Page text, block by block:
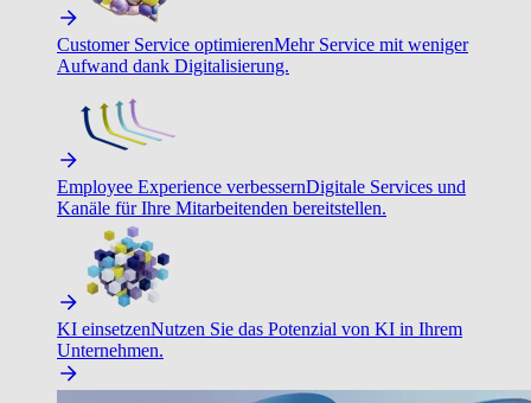
Customer Service optimierenMehr Service mit weniger
Aufwand dank Digitalisierung.
Employee Experience verbessernDigitale Services und
Kanäle für Ihre Mitarbeitenden bereitstellen.
KI einsetzenNutzen Sie das Potenzial von KI in Ihrem
Unternehmen.